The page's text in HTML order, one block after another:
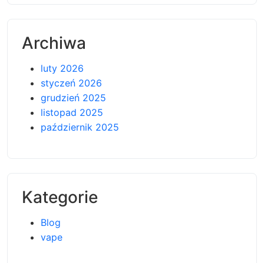
Archiwa
luty 2026
styczeń 2026
grudzień 2025
listopad 2025
październik 2025
Kategorie
Blog
vape